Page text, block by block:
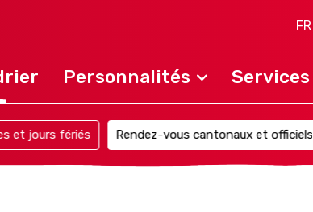
FR
Personnalités Services
et jours fériés Rendez-vous cantonaux et officiels